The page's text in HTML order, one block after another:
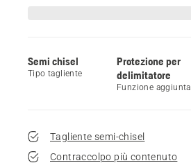
Semi chisel
Tipo tagliente
Protezione per
delimitatore
Funzione aggiunta
Tagliente semi-chisel
Contraccolpo più contenuto